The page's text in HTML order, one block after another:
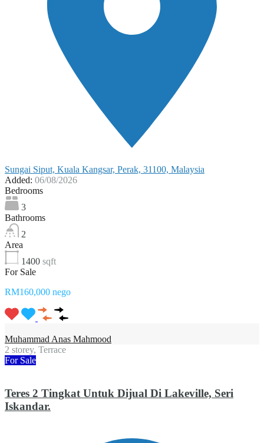
Sungai Siput, Kuala Kangsar, Perak, 31100, Malaysia
Added: 06/08/2026
Bedrooms
3
Bathrooms
2
Area
1400 sqft
For Sale
RM160,000 nego
Muhammad Anas Mahmood
2 storey, Terrace
For Sale
Teres 2 Tingkat Untuk Dijual Di Lakeville, Seri
Iskandar.